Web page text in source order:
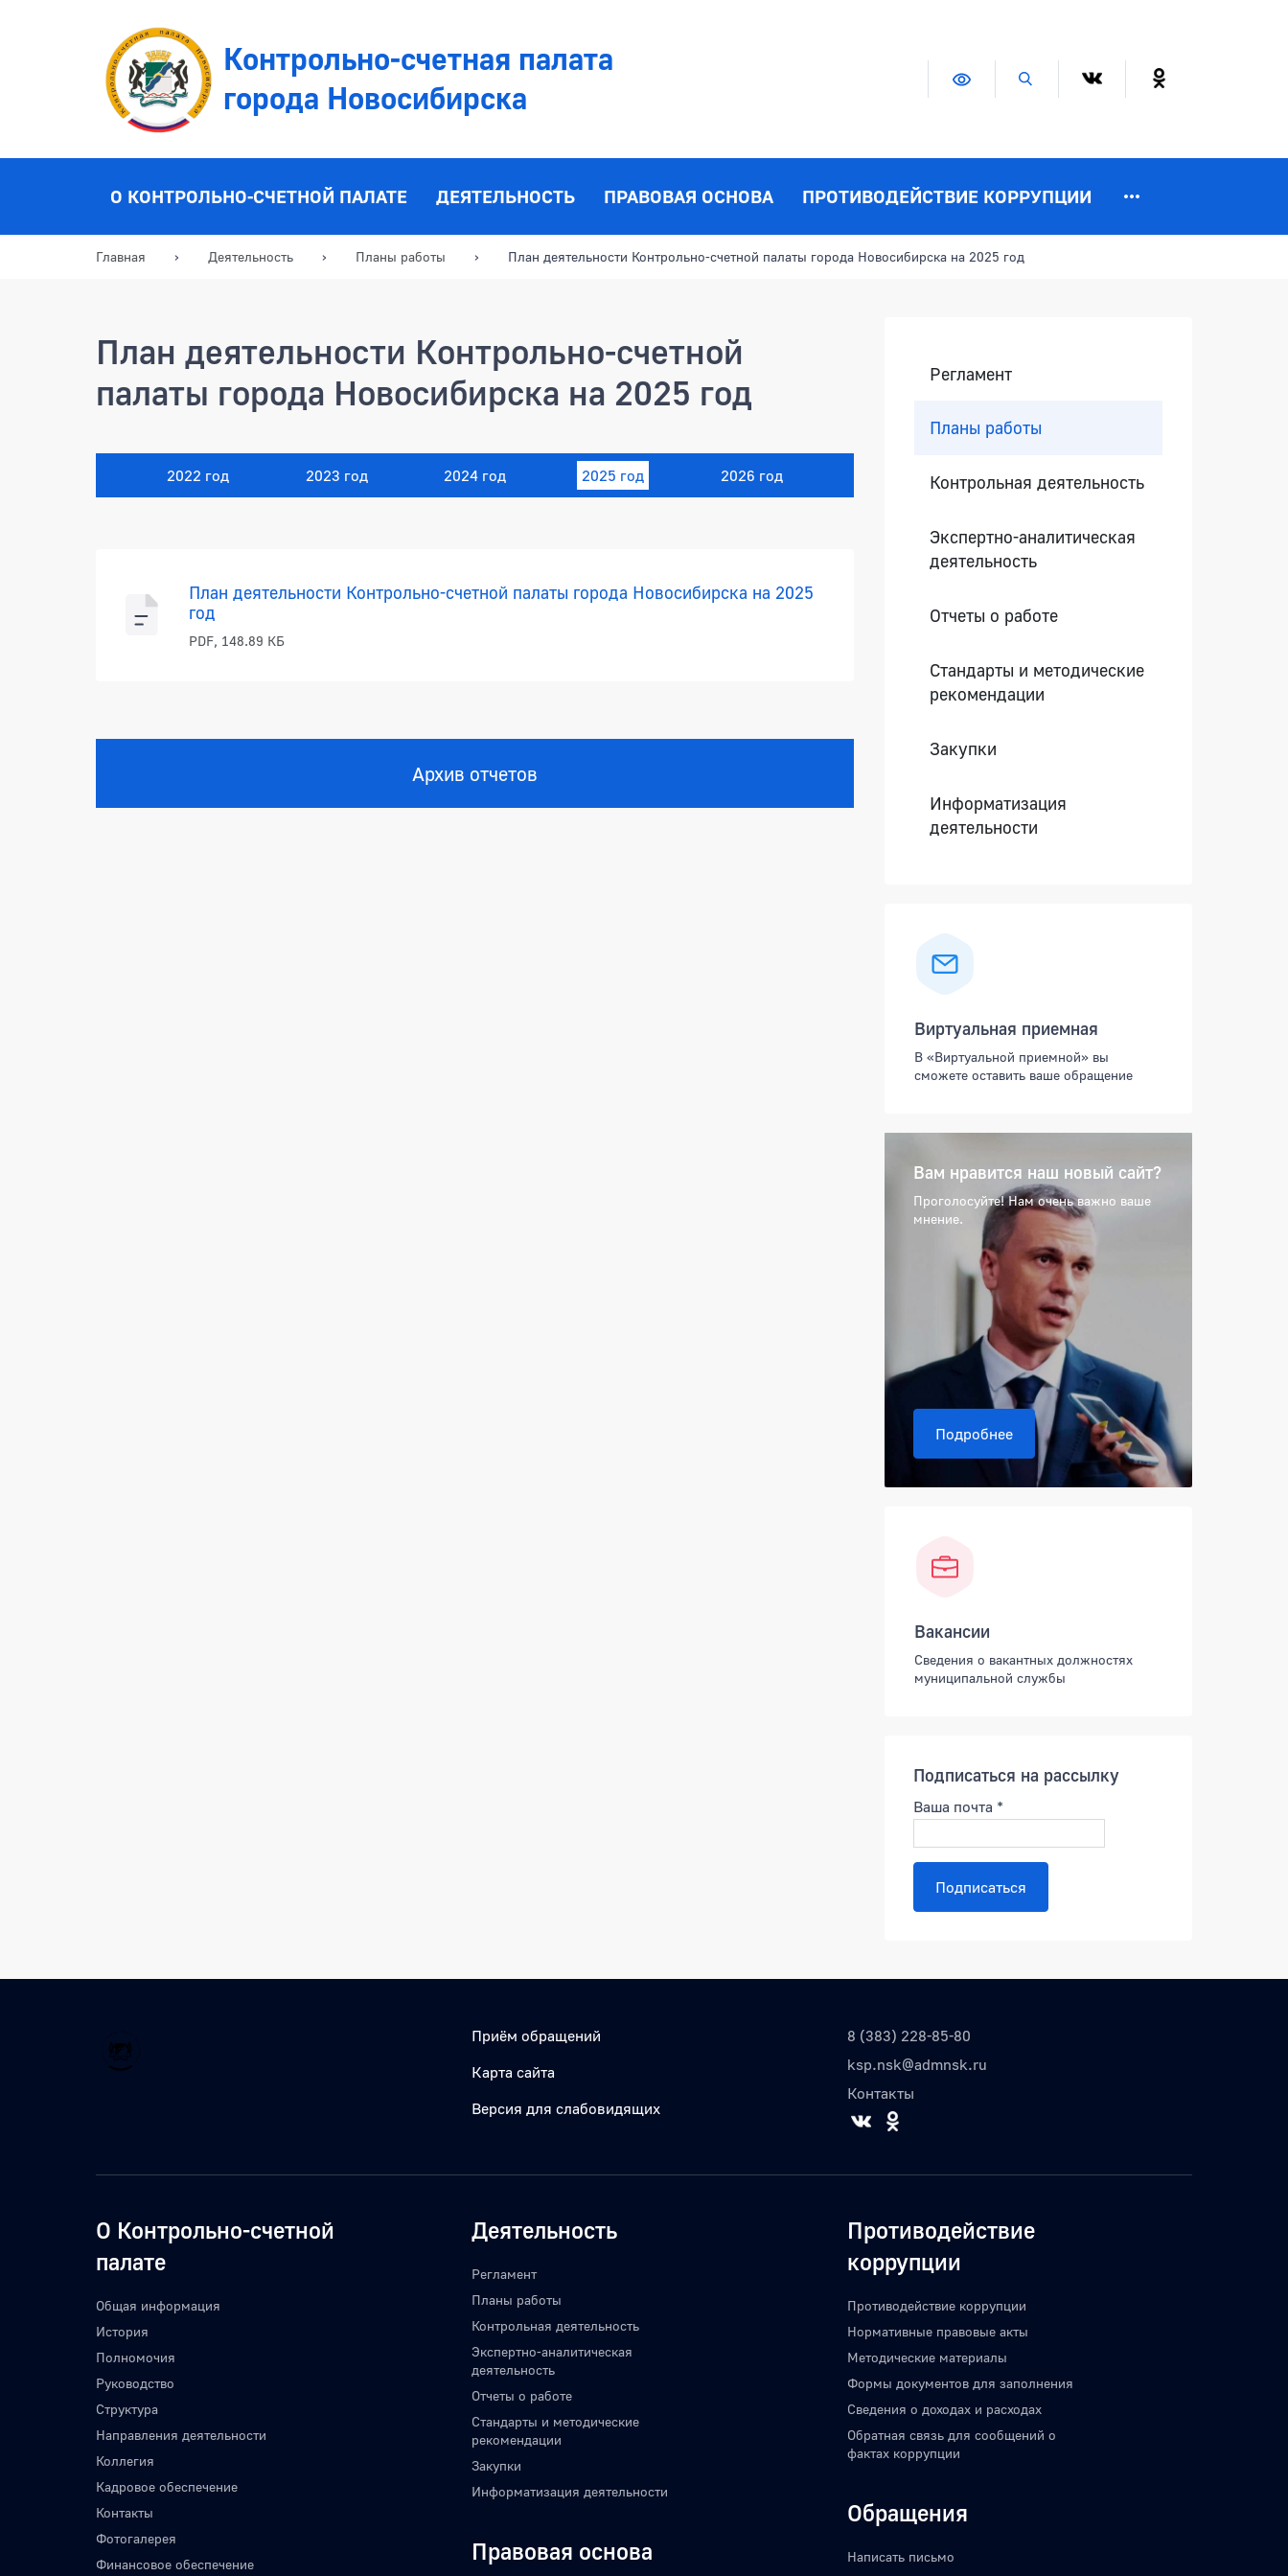
Контрольно-счетная палата
города Новосибирска
Версия для слабовидящих
Поиск по сайту
О КОНТРОЛЬНО-СЧЕТНОЙ ПАЛАТЕ ДЕЯТЕЛЬНОСТЬ ПРАВОВАЯ ОСНОВА ПРОТИВОДЕЙСТВИЕ КОРРУПЦИИ
Главная Деятельность Планы работы План деятельности Контрольно-счетной палаты города Новосибирска на 2025 год
План деятельности Контрольно-счетной
палаты города Новосибирска на 2025 год
2022 год 2023 год 2024 год 2025 год 2026 год
План деятельности Контрольно-счетной палаты города Новосибирска на 2025
год
PDF, 148.89 КБ
Архив отчетов
Регламент
Планы работы
Контрольная деятельность
Экспертно-аналитическая
деятельность
Отчеты о работе
Стандарты и методические
рекомендации
Закупки
Информатизация
деятельности
Виртуальная приемная
В «Виртуальной приемной» вы
сможете оставить ваше обращение
Вам нравится наш новый сайт?
Проголосуйте! Нам очень важно ваше
мнение.
Подробнее
Вакансии
Сведения о вакантных должностях
муниципальной службы
Подписаться на рассылку
Ваша почта *
Подписаться
Приём обращений
Карта сайта
Версия для слабовидящих
8 (383) 228-85-80
ksp.nsk@admnsk.ru
Контакты
О Контрольно-счетной
палате
Общая информация
История
Полномочия
Руководство
Структура
Направления деятельности
Коллегия
Кадровое обеспечение
Контакты
Фотогалерея
Финансовое обеспечение
Деятельность
Регламент
Планы работы
Контрольная деятельность
Экспертно-аналитическая
деятельность
Отчеты о работе
Стандарты и методические
рекомендации
Закупки
Информатизация деятельности
Правовая основа
Противодействие
коррупции
Противодействие коррупции
Нормативные правовые акты
Методические материалы
Формы документов для заполнения
Сведения о доходах и расходах
Обратная связь для сообщений о
фактах коррупции
Обращения
Написать письмо